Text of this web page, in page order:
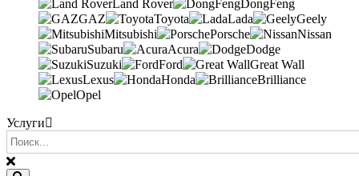
Land Rover
DongFeng
GAZ
Toyota Lada
Geely
Mitsubishi
Porsche
Nissan
Subaru
Acura
Dodge
Suzuki
Ford
Great Wall
Lexus
Honda
Brilliance
Opel
Услуги